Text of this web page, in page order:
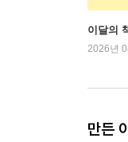
이달의
2026년
만든